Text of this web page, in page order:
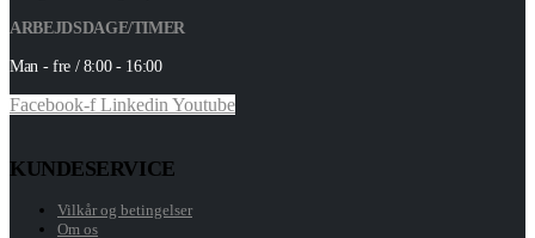
ARBEJDSDAGE/TIMER
Man - fre / 8:00 - 16:00
Facebook-f Linkedin Youtube
KUNDESERVICE
Vilkår og betingelser
Om os